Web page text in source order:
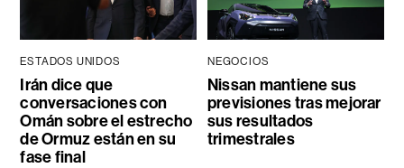
ESTADOS UNIDOS
Irán dice que
conversaciones con
Omán sobre el estrecho
de Ormuz están en su
fase final
NEGOCIOS
Nissan mantiene sus
previsiones tras mejorar
sus resultados
trimestrales